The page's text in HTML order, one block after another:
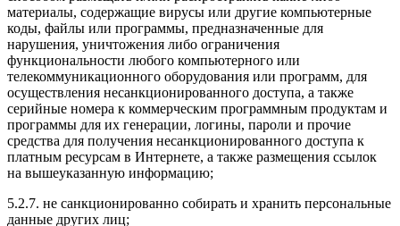
материалы, содержащие вирусы или другие компьютерные
коды, файлы или программы, предназначенные для
нарушения, уничтожения либо ограничения
функциональности любого компьютерного или
телекоммуникационного оборудования или программ, для
осуществления несанкционированного доступа, а также
серийные номера к коммерческим программным продуктам и
программы для их генерации, логины, пароли и прочие
средства для получения несанкционированного доступа к
платным ресурсам в Интернете, а также размещения ссылок
на вышеуказанную информацию;
5.2.7. не санкционированно собирать и хранить персональные
данные других лиц;